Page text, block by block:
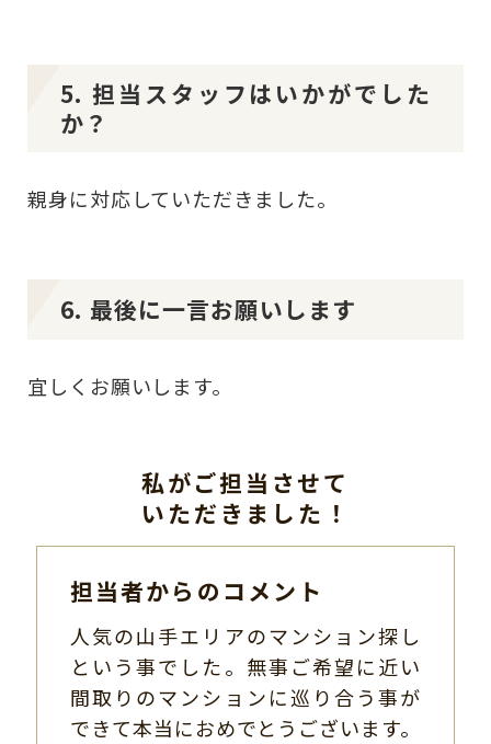
5. 担当スタッフはいかがでした
か？
親身に対応していただきました。
6. 最後に一言お願いします
宜しくお願いします。
私がご担当させて
いただきました！
担当者からのコメント
人気の山手エリアのマンション探し
という事でした。無事ご希望に近い
間取りのマンションに巡り合う事が
できて本当におめでとうございます。